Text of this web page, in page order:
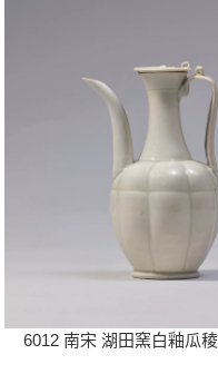
6012 南宋 湖田窯白釉瓜